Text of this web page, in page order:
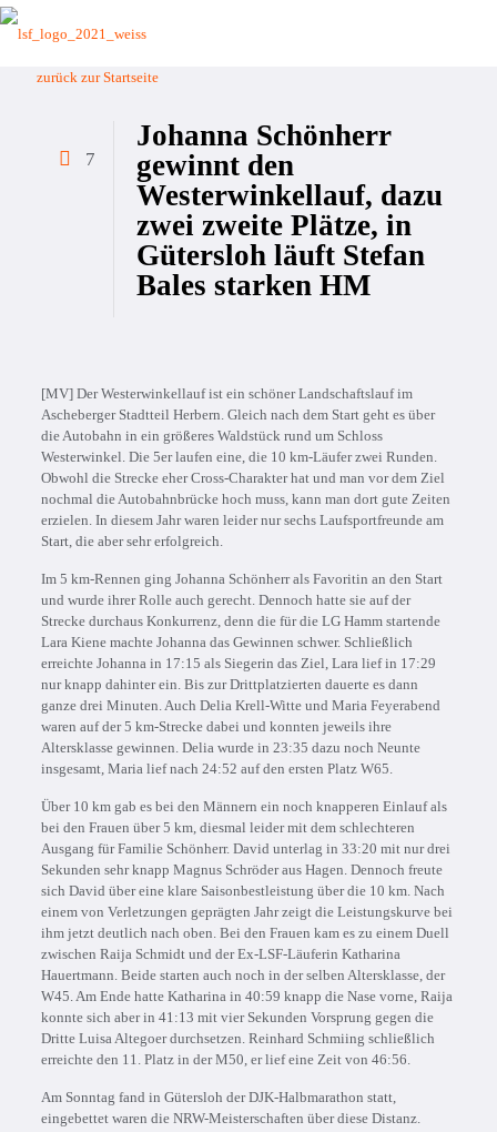
zurück zur Startseite
7
Johanna Schönherr
gewinnt den
Westerwinkellauf, dazu
zwei zweite Plätze, in
Gütersloh läuft Stefan
Bales starken HM
[MV] Der Westerwinkellauf ist ein schöner Landschaftslauf im
Ascheberger Stadtteil Herbern. Gleich nach dem Start geht es über
die Autobahn in ein größeres Waldstück rund um Schloss
Westerwinkel. Die 5er laufen eine, die 10 km-Läufer zwei Runden.
Obwohl die Strecke eher Cross-Charakter hat und man vor dem Ziel
nochmal die Autobahnbrücke hoch muss, kann man dort gute Zeiten
erzielen. In diesem Jahr waren leider nur sechs Laufsportfreunde am
Start, die aber sehr erfolgreich.
Im 5 km-Rennen ging Johanna Schönherr als Favoritin an den Start
und wurde ihrer Rolle auch gerecht. Dennoch hatte sie auf der
Strecke durchaus Konkurrenz, denn die für die LG Hamm startende
Lara Kiene machte Johanna das Gewinnen schwer. Schließlich
erreichte Johanna in 17:15 als Siegerin das Ziel, Lara lief in 17:29
nur knapp dahinter ein. Bis zur Drittplatzierten dauerte es dann
ganze drei Minuten. Auch Delia Krell-Witte und Maria Feyerabend
waren auf der 5 km-Strecke dabei und konnten jeweils ihre
Altersklasse gewinnen. Delia wurde in 23:35 dazu noch Neunte
insgesamt, Maria lief nach 24:52 auf den ersten Platz W65.
Über 10 km gab es bei den Männern ein noch knapperen Einlauf als
bei den Frauen über 5 km, diesmal leider mit dem schlechteren
Ausgang für Familie Schönherr. David unterlag in 33:20 mit nur drei
Sekunden sehr knapp Magnus Schröder aus Hagen. Dennoch freute
sich David über eine klare Saisonbestleistung über die 10 km. Nach
einem von Verletzungen geprägten Jahr zeigt die Leistungskurve bei
ihm jetzt deutlich nach oben. Bei den Frauen kam es zu einem Duell
zwischen Raija Schmidt und der Ex-LSF-Läuferin Katharina
Hauertmann. Beide starten auch noch in der selben Altersklasse, der
W45. Am Ende hatte Katharina in 40:59 knapp die Nase vorne, Raija
konnte sich aber in 41:13 mit vier Sekunden Vorsprung gegen die
Dritte Luisa Altegoer durchsetzen. Reinhard Schmiing schließlich
erreichte den 11. Platz in der M50, er lief eine Zeit von 46:56.
Am Sonntag fand in Gütersloh der DJK-Halbmarathon statt,
eingebettet waren die NRW-Meisterschaften über diese Distanz.